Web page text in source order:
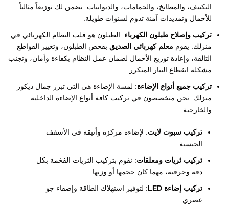
التكييف، والمطابخ، والحمامات، والديوانيات. نضمن لك توزيعاً مثالياً
للأحمال وتمديدات آمنة تدوم لسنوات طويلة.
تركيب وإصلاح طبلون الكهرباء: الطبلون هو قلب النظام الكهربائي في
منزلك. يقوم معلم كهربائي الصديق بفحص الطبلون، وتغيير القواطع
التالفة، وإعادة توزيع الأحمال لضمان عمل النظام بكفاءة وأمان، وتجنب
مشكلة انقطاع التيار المتكرر.
تركيب جميع أنواع الإضاءة: لمسة الإضاءة هي التي تبرز جمال ديكور
منزلك. نحن متخصصون في تركيب كافة أنواع الإضاءة الداخلية
والخارجية.
تركيب سبوت لايت: لإضاءة مركزة وأنيقة في الأسقف
الجبسية.
تركيب ثريات ومعلقات: نقوم بتركيب الثريات الفخمة بكل
دقة وحرفية، مهما كان حجمها أو وزنها.
تركيب إضاءة LED
: لتوفير استهلاك الطاقة وإضفاء جو
عصري.